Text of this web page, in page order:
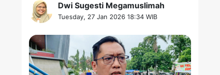
Dwi Sugesti Megamuslimah
Tuesday, 27 Jan 2026 18:34 WIB